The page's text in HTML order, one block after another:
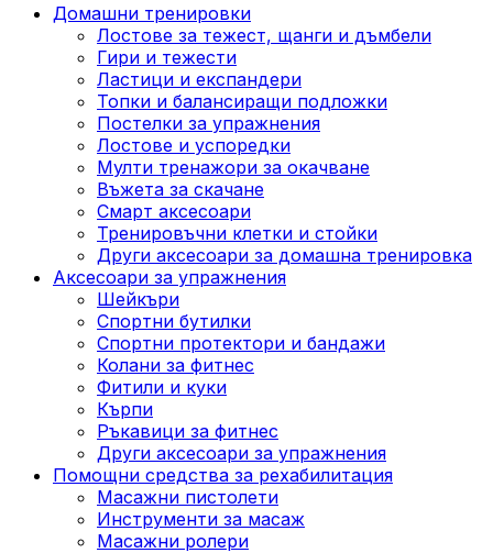
Домашни тренировки
Лостове за тежест, щанги и дъмбели
Гири и тежести
Ластици и експандери
Топки и балансиращи подложки
Постелки за упражнения
Лостове и успоредки
Мулти тренажори за окачване
Въжета за скачане
Смарт аксесоари
Тренировъчни клетки и стойки
Други аксесоари за домашна тренировка
Аксесоари за упражнения
Шейкъри
Спортни бутилки
Спортни протектори и бандажи
Колани за фитнес
Фитили и куки
Кърпи
Ръкавици за фитнес
Други аксесоари за упражнения
Помощни средства за рехабилитация
Масажни пистолети
Инструменти за масаж
Масажни ролери